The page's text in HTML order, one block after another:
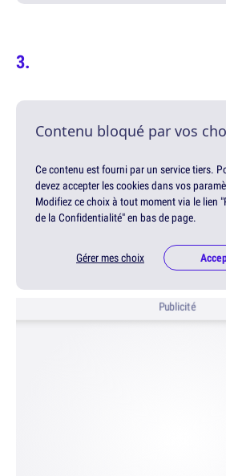
Contenu bloqué par vos
Ce contenu est fourni par un service tiers.
devez accepter les cookies dans vos
Modifiez ce choix à tout moment via le lien
de la Confidentialité" en bas de page.
Gérer mes choix
Publicité